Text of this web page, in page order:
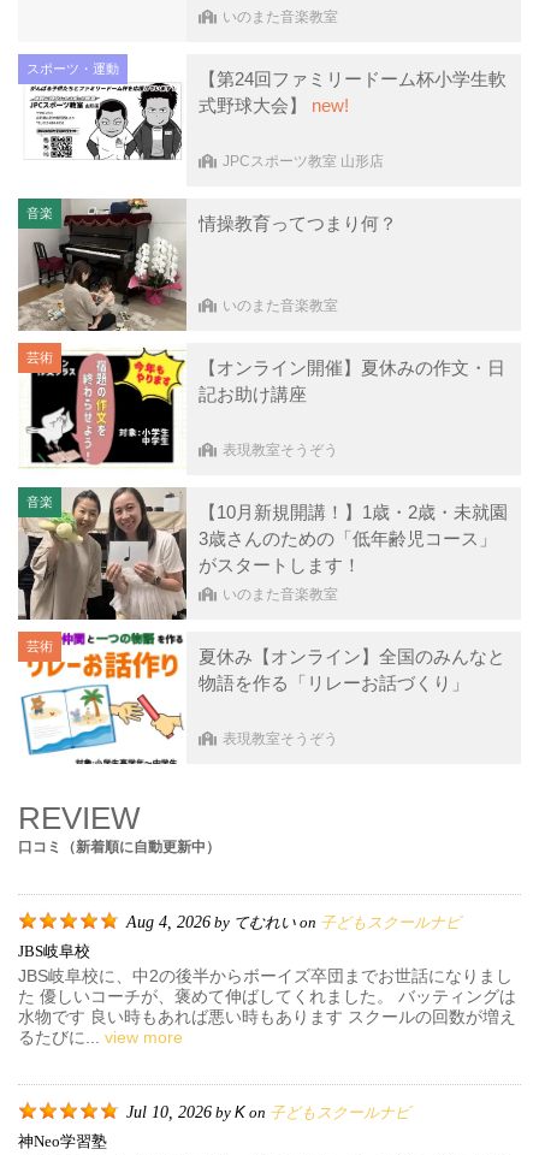
いのまた音楽教室
スポーツ・運動
【第24回ファミリードーム杯小学生軟
式野球大会】 new!
JPCスポーツ教室 山形店
音楽 情操教育ってつまり何？
いのまた音楽教室
芸術
【オンライン開催】夏休みの作文・日
記お助け講座
表現教室そうぞう
音楽
【10月新規開講！】1歳・2歳・未就園
3歳さんのための「低年齢児コース」
がスタートします！
いのまた音楽教室
芸術
夏休み【オンライン】全国のみんなと
物語を作る「リレーお話づくり」
表現教室そうぞう
REVIEW
口コミ（新着順に自動更新中）
Aug 4, 2026 by てむれい on 子どもスクールナビ
JBS岐阜校
JBS岐阜校に、中2の後半からボーイズ卒団までお世話になりまし
た 優しいコーチが、褒めて伸ばしてくれました。 バッティングは
水物です 良い時もあれば悪い時もあります スクールの回数が増え
るたびに... view more
Jul 10, 2026 by K on 子どもスクールナビ
神neo学習塾